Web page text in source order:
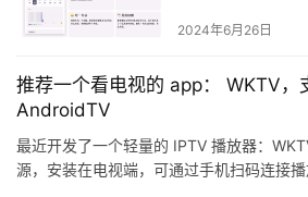
2024年6月26日
推荐一个看电视的 app： WKTV，
AndroidTV
最近开发了一个轻量的 IPTV 播放器：
源，安装在电视端，可通过手机扫码连接